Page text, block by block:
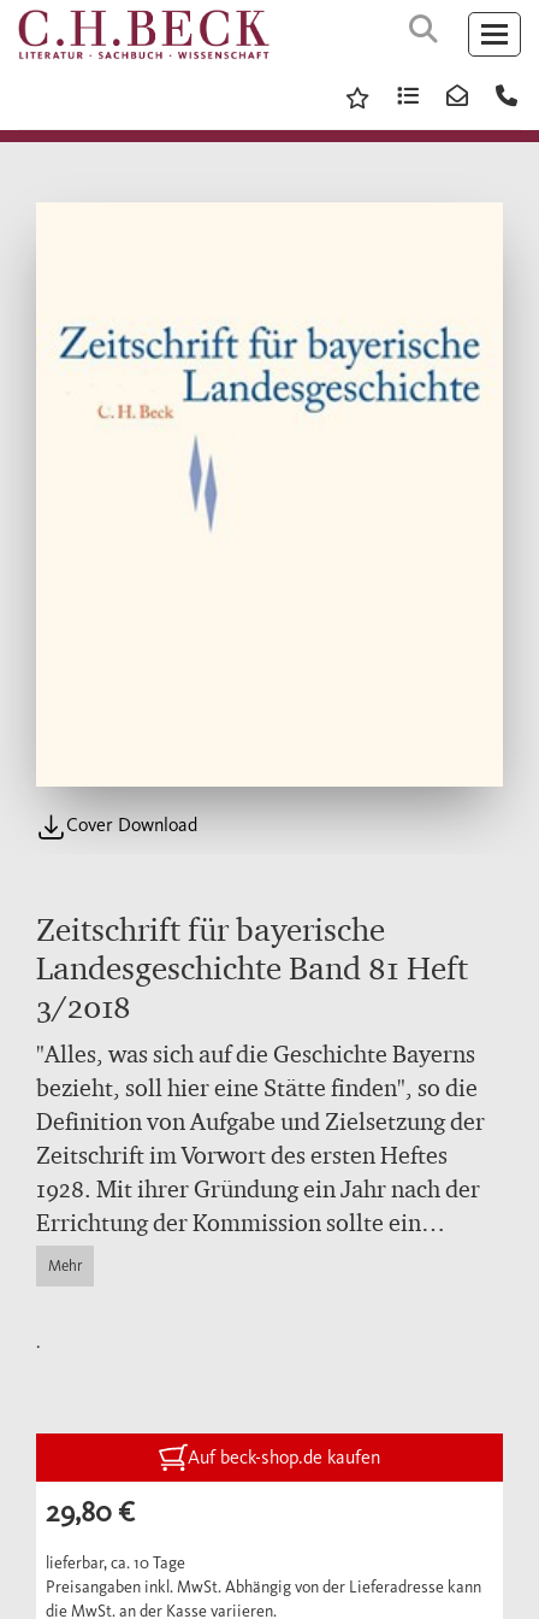
Cover Download
Zeitschrift für bayerische
Landesgeschichte Band 81 Heft
3/2018
"Alles, was sich auf die Geschichte Bayerns
bezieht, soll hier eine Stätte finden", so die
Definition von Aufgabe und Zielsetzung der
Zeitschrift im Vorwort des ersten Heftes
1928. Mit ihrer Gründung ein Jahr nach der
Errichtung der Kommission sollte ein
zentraler "Sammelpunkt" für alle Facetten
bayerischer landesgeschichtlicher Forschung
"Wissenschaftlichkeit" war die Voraussetzung
Buchbesprechungen sollten "kritischer Art"
wissenschaftlichen Fortschritten verhelfen".
In einer alljährlichen bayerischen
"literarischen Rundschau" sollte darüber
Mehr
.
Auf beck-shop.de kaufen
29,80 €
lieferbar, ca. 10 Tage
Preisangaben inkl. MwSt. Abhängig von der Lieferadresse kann
die MwSt. an der Kasse variieren.